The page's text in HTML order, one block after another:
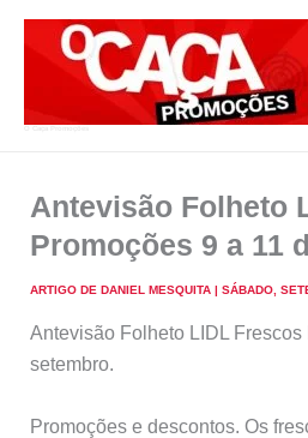
Antevisão Folheto
Promoções 9 a 11
ARTIGO DE DANIEL MESQUITA | SÁBADO,
Antevisão Folheto LIDL Frescos
setembro.
Promoções e descontos. Os